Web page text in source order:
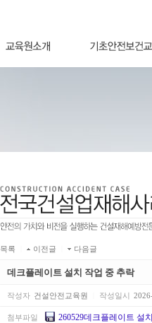
목록 이전글 다음글
데크플레이트 설치 작업 중 추락
작성자 건설안전교육원 작성일시
첨부파일 260529데크플레이트 설